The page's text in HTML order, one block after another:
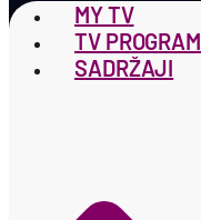
MY TV
TV PROGRAM
SADRŽAJI